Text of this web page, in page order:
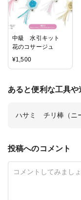
中級 水引キット
花のコサージュ
¥1,500
あると便利な工具や
ハサミ チリ棒（ニ
投稿へのコメント